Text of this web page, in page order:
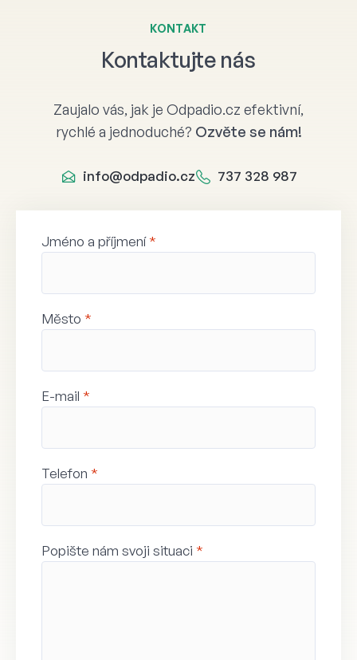
KONTAKT
Kontaktujte nás
Zaujalo vás, jak je Odpadio.cz efektivní,
rychlé a jednoduché? Ozvěte se nám!
info@odpadio.cz 737 328 987
Jméno a příjmení*
Město *
E-mail *
Telefon *
Popište nám svoji situaci *